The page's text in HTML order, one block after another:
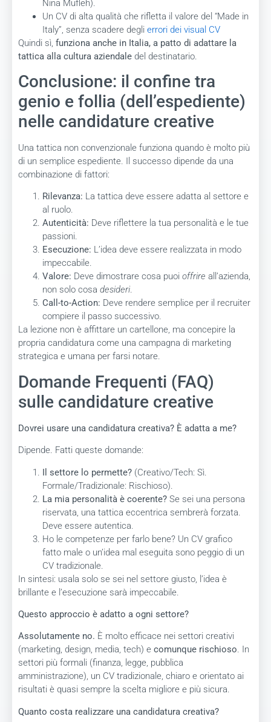
Nina Mufleh).
Un CV di alta qualità che rifletta il valore del “Made in
Italy”, senza scadere degli errori dei visual CV
Quindi sì, funziona anche in Italia, a patto di adattare la
tattica alla cultura aziendale del destinatario.
Conclusione: il confine tra
genio e follia (dell’espediente)
nelle candidature creative
Una tattica non convenzionale funziona quando è molto più
di un semplice espediente. Il successo dipende da una
combinazione di fattori:
Rilevanza: La tattica deve essere adatta al settore e
al ruolo.
Autenticità: Deve riflettere la tua personalità e le tue
passioni.
Esecuzione: L’idea deve essere realizzata in modo
impeccabile.
Valore: Deve dimostrare cosa puoi offrire all’azienda,
non solo cosa desideri.
Call-to-Action: Deve rendere semplice per il recruiter
compiere il passo successivo.
La lezione non è affittare un cartellone, ma concepire la
propria candidatura come una campagna di marketing
strategica e umana per farsi notare.
Domande Frequenti (FAQ)
sulle candidature creative
Dovrei usare una candidatura creativa? È adatta a me?
Dipende. Fatti queste domande:
Il settore lo permette? (Creativo/Tech: Sì.
Formale/Tradizionale: Rischioso).
La mia personalità è coerente? Se sei una persona
riservata, una tattica eccentrica sembrerà forzata.
Deve essere autentica.
Ho le competenze per farlo bene? Un CV grafico
fatto male o un’idea mal eseguita sono peggio di un
CV tradizionale.
In sintesi: usala solo se sei nel settore giusto, l’idea è
brillante e l’esecuzione sarà impeccabile.
Questo approccio è adatto a ogni settore?
Assolutamente no. È molto efficace nei settori creativi
(marketing, design, media, tech) e comunque rischioso. In
settori più formali (finanza, legge, pubblica
amministrazione), un CV tradizionale, chiaro e orientato ai
risultati è quasi sempre la scelta migliore e più sicura.
Quanto costa realizzare una candidatura creativa?